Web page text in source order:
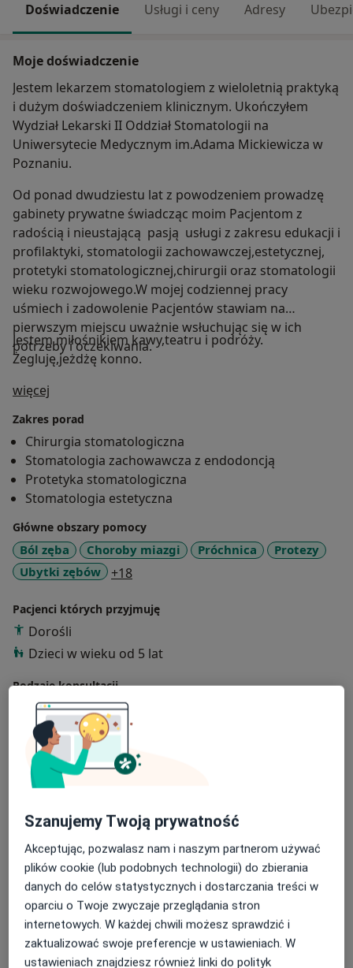
Doświadczenie Usługi i ceny Adresy
Moje doświadczenie
Jestem lekarzem stomatologiem z wieloletnią praktyką
i dużym doświadczeniem klinicznym. Ukończyłem
Wydział Lekarski II Oddział Stomatologii na
Uniwersytecie Medycznym im.Adama Mickiewicza w
Poznaniu.
Od ponad dwudziestu lat z powodzeniem prowadzę
gabinety prywatne świadcząc moim Pacjentom z
radością i nieustającą pasją usługi z zakresu edukacji i
profilaktyki, stomatologii zachowawczej,estetycznej,
protetyki stomatologicznej,chirurgii oraz stomatologii
wieku rozwojowego.W mojej codziennej pracy
uśmiech i zadowolenie Pacjentów stawiam na
pierwszym miejscu uważnie wsłuchując się w ich
potrzeby i oczekiwania.
Jestem miłośnikiem kawy,teatru i podróży.
Żegluję,jeżdżę konno.
więcej
Zakres porad
Chirurgia stomatologiczna
Stomatologia zachowawcza z endodoncją
Protetyka stomatologiczna
Stomatologia estetyczna
Główne obszary pomocy
Ból zęba Choroby miazgi Próchnica
Protezy
Ubytki zębów
+18a11y_sr_more_diseases
Pacjenci których przyjmuję
Dorośli
Dzieci w wieku od 5 lat
Rodzaje konsultacji
StacjonarneZobacz lokalizacje (1)
Zdjęcia i filmy
Zobacz galerię (5)
Pokaż więcejo doświadczeniu
Szanujemy Twoją prywatność
Akceptując, pozwalasz nam i naszym partnerom używać
plików cookie (lub podobnych technologii) do zbierania
danych do celów statystycznych i dostarczania treści w
oparciu o Twoje zwyczaje przeglądania stron
internetowych. W każdej chwili możesz sprawdzić i
zaktualizować swoje preferencje w ustawieniach. W
ustawieniach znajdziesz również linki do polityk